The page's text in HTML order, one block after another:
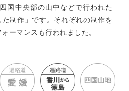
国中央部の山中などで行われた
制作」です。それぞれの制作を
ーマンスも行われました。